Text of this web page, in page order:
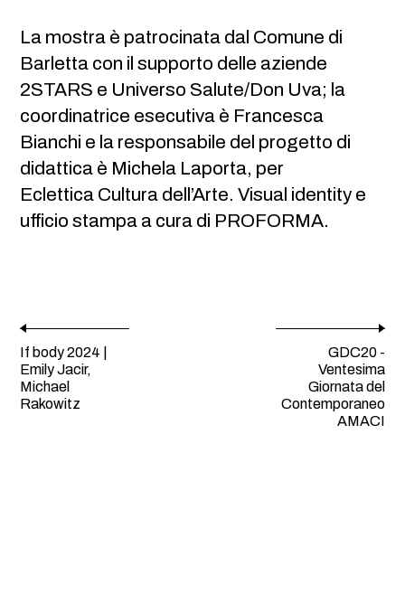
La mostra è patrocinata dal Comune di
Barletta con il supporto delle aziende
2STARS e Universo Salute/Don Uva; la
coordinatrice esecutiva è Francesca
Bianchi e la responsabile del progetto di
didattica è Michela Laporta, per
Eclettica Cultura dell’Arte. Visual identity e
ufficio stampa a cura di PROFORMA.
If body 2024 |
Emily Jacir,
Michael
Rakowitz
GDC20 -
Ventesima
Giornata del
Contemporaneo
AMACI